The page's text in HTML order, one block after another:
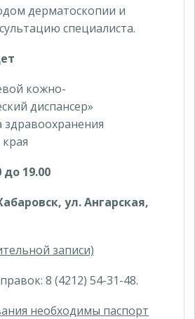
дерматоскопии и
специалиста.
кожно-
диспансер»
здравоохранения
до 19.00
ул. Ангарская,
записи)
8 (4212) 54-31-48.
необходимы паспорт